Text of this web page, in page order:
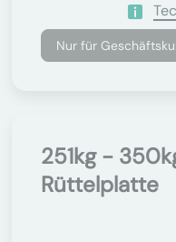
Nur für
251kg -
Rüttelplatte